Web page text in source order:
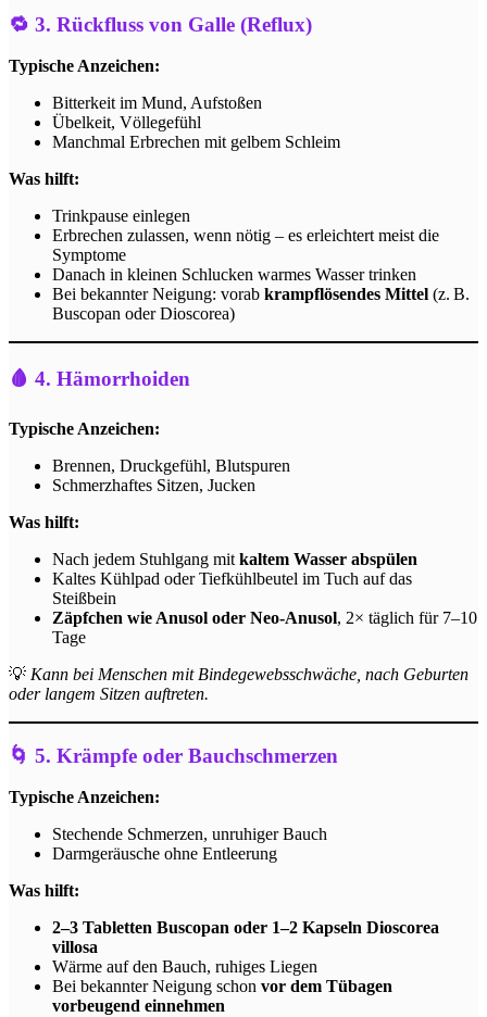
🔁 3. Rückfluss von Galle (Reflux)
Typische Anzeichen:
Bitterkeit im Mund, Aufstoßen
Übelkeit, Völlegefühl
Manchmal Erbrechen mit gelbem Schleim
Was hilft:
Trinkpause einlegen
Erbrechen zulassen, wenn nötig – es erleichtert meist die
Symptome
Danach in kleinen Schlucken warmes Wasser trinken
Bei bekannter Neigung: vorab krampflösendes Mittel (z. B.
Buscopan oder Dioscorea)
🩸 4. Hämorrhoiden
Typische Anzeichen:
Brennen, Druckgefühl, Blutspuren
Schmerzhaftes Sitzen, Jucken
Was hilft:
Nach jedem Stuhlgang mit kaltem Wasser abspülen
Kaltes Kühlpad oder Tiefkühlbeutel im Tuch auf das
Steißbein
Zäpfchen wie Anusol oder Neo-Anusol, 2× täglich für 7–10
Tage
💡 Kann bei Menschen mit Bindegewebsschwäche, nach Geburten
oder langem Sitzen auftreten.
🌀 5. Krämpfe oder Bauchschmerzen
Typische Anzeichen:
Stechende Schmerzen, unruhiger Bauch
Darmgeräusche ohne Entleerung
Was hilft:
2–3 Tabletten Buscopan oder 1–2 Kapseln Dioscorea
villosa
Wärme auf den Bauch, ruhiges Liegen
Bei bekannter Neigung schon vor dem Tübagen
vorbeugend einnehmen